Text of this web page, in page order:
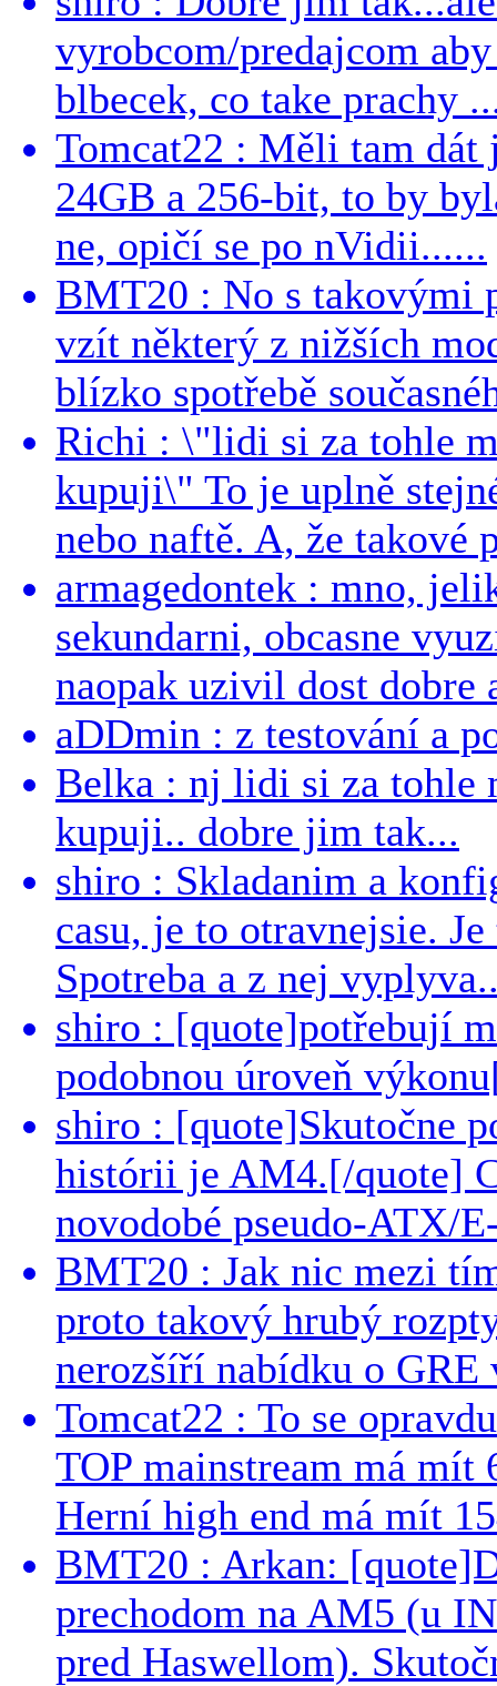
vyrobcom/predajcom
blbecek, co take prachy
Tomcat22 : Měli tam dát
24GB a 256-bit, to by
ne, opičí se po nVidii......
BMT20 : No s takovými
vzít některý z nižších
blízko spotřebě
Richi : \"lidi si za tohle
kupuji\" To je uplně
nebo naftě. A, že takové
armagedontek : mno,
sekundarni, obcasne
naopak uzivil dost dobre
aDDmin : z testování a
Belka : nj lidi si za tohle
kupuji.. dobre jim tak...
shiro : Skladanim a
casu, je to otravnejsie.
Spotreba a z nej
shiro : [quote]potřebují
podobnou úroveň
shiro : [quote]Skutočne
histórii je AM4.[/quote]
novodobé pseudo-ATX/
BMT20 : Jak nic mezi
proto takový hrubý
nerozšíří nabídku o GRE
Tomcat22 : To se
TOP mainstream má
Herní high end má mít
BMT20 : Arkan:
prechodom na AM5 (u
pred Haswellom).